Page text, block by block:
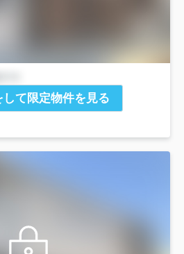
て限定物件を見る